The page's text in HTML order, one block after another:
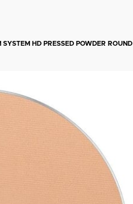
HD PRESSED POWDER ROUND